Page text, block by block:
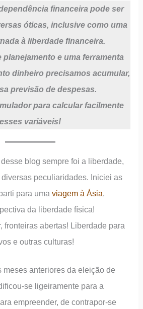
financeira pode ser
óticas, inclusive como uma
à liberdade financeira.
planejamento e uma ferramenta
dinheiro precisamos acumular,
previsão de despesas.
para calcular facilmente
esses variáveis!
blog sempre foi a liberdade,
peculiaridades. Iniciei as
para umaviagem à Ásia,
da liberdade física!
fronteiras abertas! Liberdade para
e outras culturas!
meses anteriores da eleição de
se ligeiramente para a
empreender, de contrapor-se